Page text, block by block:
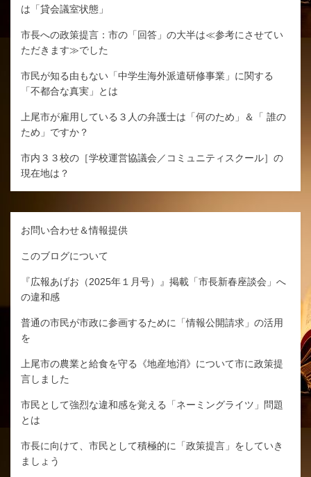
は「貸会議室状態」
市長への政策提言：市の「回答」の大半は≪参考にさせてい
ただきます≫でした
市民が知る由もない「中学生海外派遣研修事業」に関する
「不都合な真実」とは
上尾市が雇用している３人の弁護士は「何のため」＆「 誰の
ため」ですか？
市内３３校の［学校運営協議会／コミュニティスクール］の
現在地は？
お問い合わせ＆情報提供
このブログについて
『広報あげお（2025年１月号）』掲載「市長新春座談会」へ
の違和感
普通の市民が市政に参画するために「情報公開請求」の活用
を
上尾市の農業と給食を守る《地産地消》について市に政策提
言しました
市民として強烈な違和感を覚える「ネーミングライツ」問題
とは
市長に向けて、市民として積極的に「政策提言」をしていき
ましょう